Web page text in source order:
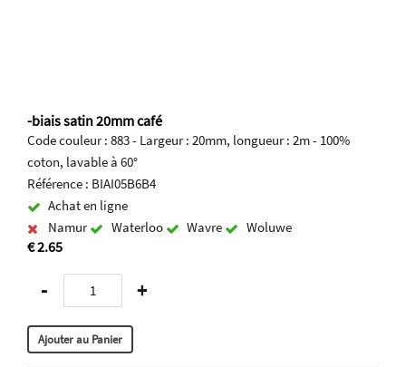
-biais satin 20mm café
Code couleur : 883 - Largeur : 20mm, longueur : 2m - 100%
coton, lavable à 60°
Référence : BIAI05B6B4
Achat en ligne
Namur
Waterloo Wavre Woluwe
€ 2.65
- +